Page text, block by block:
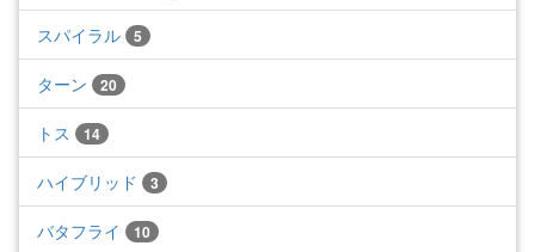
スパイラル 5
ターン 20
トス 14
ハイブリッド 3
バタフライ 10